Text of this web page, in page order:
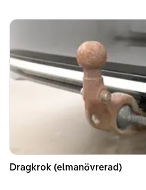
Dragkrok (elmanövrerad)